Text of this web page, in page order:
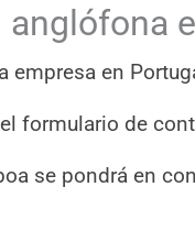
empresa en
formulario de
se pondrá en